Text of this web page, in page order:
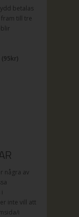
betalas
till tre
95kr)
några av
i
inte vill att
i